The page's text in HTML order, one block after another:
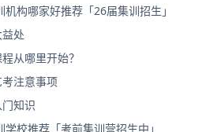
构哪家好推荐「26届集训招生」
处
从哪里开始？
注意事项
知识
校推荐「考前集训营招生中」